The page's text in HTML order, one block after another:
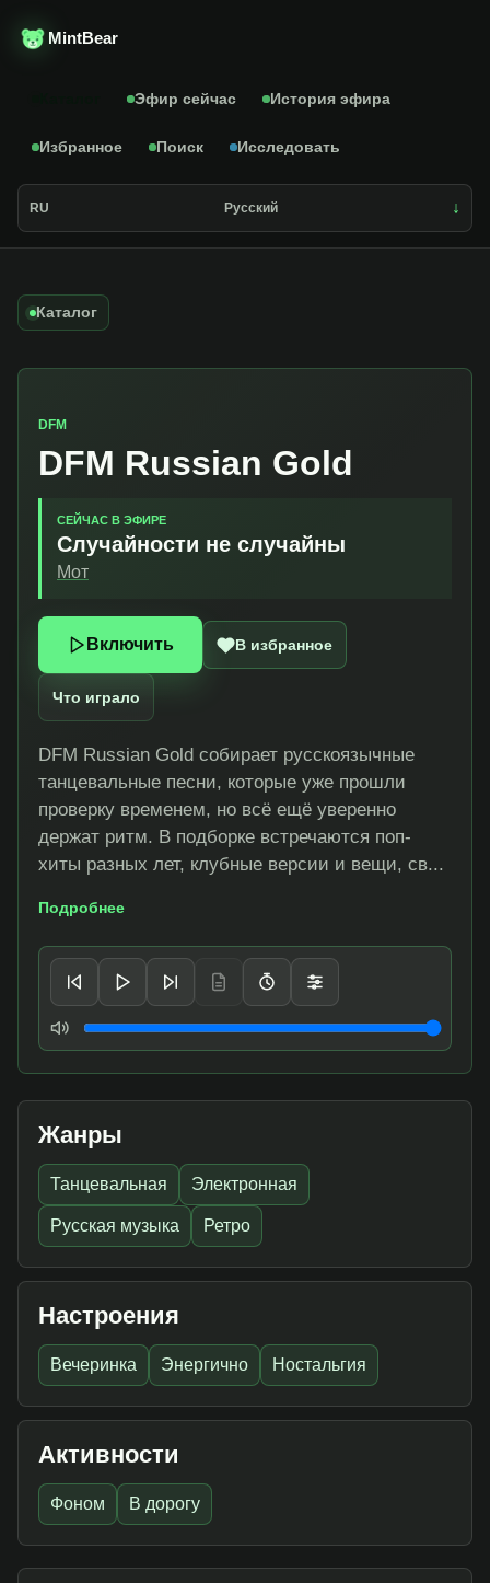
MintBear
Эфир сейчас История эфира
Избранное Поиск Исследовать
RU Русский
Каталог
DFM
DFM Russian Gold
СЕЙЧАС В ЭФИРЕ
Случайности не случайны
Мот
Включить В избранное
Что играло
DFM Russian Gold собирает русскоязычные
танцевальные песни, которые уже прошли
проверку временем, но всё ещё уверенно
держат ритм. В подборке встречаются поп-
хиты разных лет, клубные версии и вещи, св...
Подробнее
Управление плеером
Громкость
Жанры
Танцевальная Электронная
Русская музыка Ретро
Настроения
Вечеринка Энергично Ностальгия
Активности
Фоном В дорогу